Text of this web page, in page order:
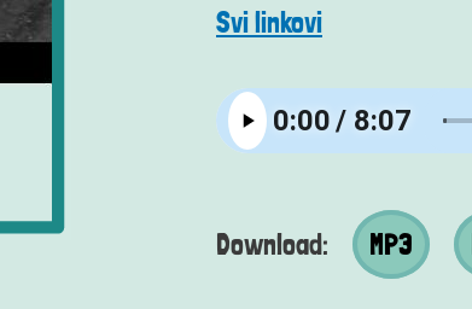
Svi linkovi
Download: MP3MP3